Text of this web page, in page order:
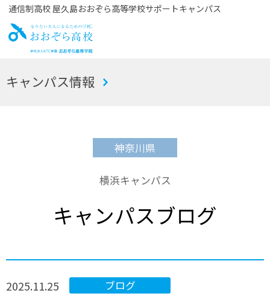
通信制高校 屋久島おおぞら高等学校サポートキャンパス
お
キャンパス情報
神奈川県
横浜キャンパス
キャンパスブログ
ブログ
2025.11.25